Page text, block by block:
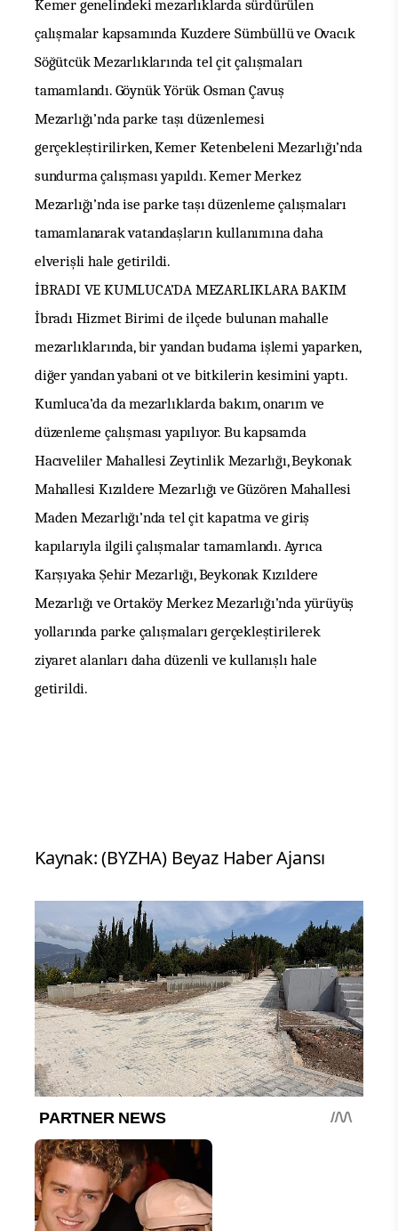
Kemer genelindeki mezarlıklarda sürdürülen
çalışmalar kapsamında Kuzdere Sümbüllü ve Ovacık
Söğütcük Mezarlıklarında tel çit çalışmaları
tamamlandı. Göynük Yörük Osman Çavuş
Mezarlığı’nda parke taşı düzenlemesi
gerçekleştirilirken, Kemer Ketenbeleni Mezarlığı’nda
sundurma çalışması yapıldı. Kemer Merkez
Mezarlığı’nda ise parke taşı düzenleme çalışmaları
tamamlanarak vatandaşların kullanımına daha
elverişli hale getirildi.
İBRADI VE KUMLUCA’DA MEZARLIKLARA BAKIM
İbradı Hizmet Birimi de ilçede bulunan mahalle
mezarlıklarında, bir yandan budama işlemi yaparken,
diğer yandan yabani ot ve bitkilerin kesimini yaptı.
Kumluca’da da mezarlıklarda bakım, onarım ve
düzenleme çalışması yapılıyor. Bu kapsamda
Hacıveliler Mahallesi Zeytinlik Mezarlığı, Beykonak
Mahallesi Kızıldere Mezarlığı ve Güzören Mahallesi
Maden Mezarlığı’nda tel çit kapatma ve giriş
kapılarıyla ilgili çalışmalar tamamlandı. Ayrıca
Karşıyaka Şehir Mezarlığı, Beykonak Kızıldere
Mezarlığı ve Ortaköy Merkez Mezarlığı’nda yürüyüş
yollarında parke çalışmaları gerçekleştirilerek
ziyaret alanları daha düzenli ve kullanışlı hale
getirildi.
Kaynak: (BYZHA) Beyaz Haber Ajansı